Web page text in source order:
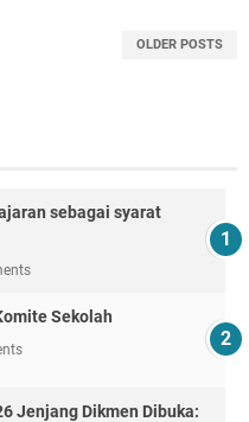
OLDER POSTS
sebagai syarat
Sekolah
Jenjang Dikmen Dibuka: